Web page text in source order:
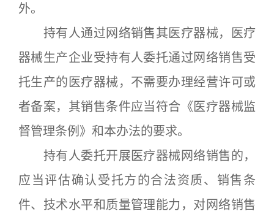
外。
持有人通过网络销售其医疗器械，医疗
器械生产企业受持有人委托通过网络销售受
托生产的医疗器械，不需要办理经营许可或
者备案，其销售条件应当符合《医疗器械监
督管理条例》和本办法的要求。
持有人委托开展医疗器械网络销售的，
应当评估确认受托方的合法资质、销售条
件、技术水平和质量管理能力，对网络销售